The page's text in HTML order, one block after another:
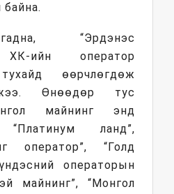
“Эрдэнэс
ХК-ийн оператор
өөрчлөгдөж
Өнөөдөр тус
майнинг энд
“Платинум ланд”,
оператор”, “Голд
операторын
майнинг”, “Монгол